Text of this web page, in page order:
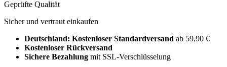
Geprüfte Qualität
Sicher und vertraut einkaufen
Deutschland: Kostenloser Standardversand ab 59,90 €
Kostenloser Rückversand
Sichere Bezahlung mit SSL-Verschlüsselung